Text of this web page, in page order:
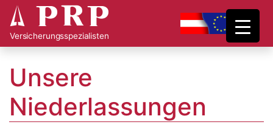
Main Navigation
* prp
Versicherungsspezialisten
Unsere
Niederlassungen